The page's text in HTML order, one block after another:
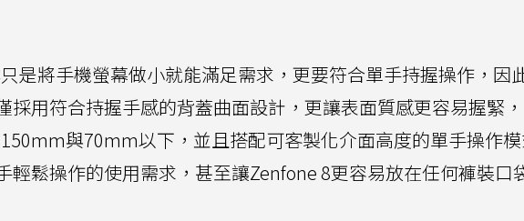
是將手機螢幕做小就能滿足需求，更要符合單手持握操作，因
採用符合持握手感的背蓋曲面設計，更讓表面質感更容易握緊
與70mm以下，並且搭配可客製化介面高度的單手操作
輕鬆操作的使用需求，甚至讓Zenfone 8更容易放在任何褲裝口